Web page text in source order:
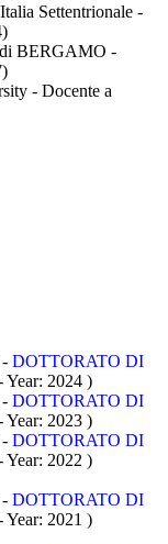
Settentrionale -
BERGAMO -
- Docente a
DOTTORATO DI
Year: 2024 )
DOTTORATO DI
Year: 2023 )
DOTTORATO DI
Year: 2022 )
DOTTORATO DI
2021 )